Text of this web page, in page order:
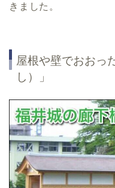
きました。
屋根や壁でおおっ
し）」